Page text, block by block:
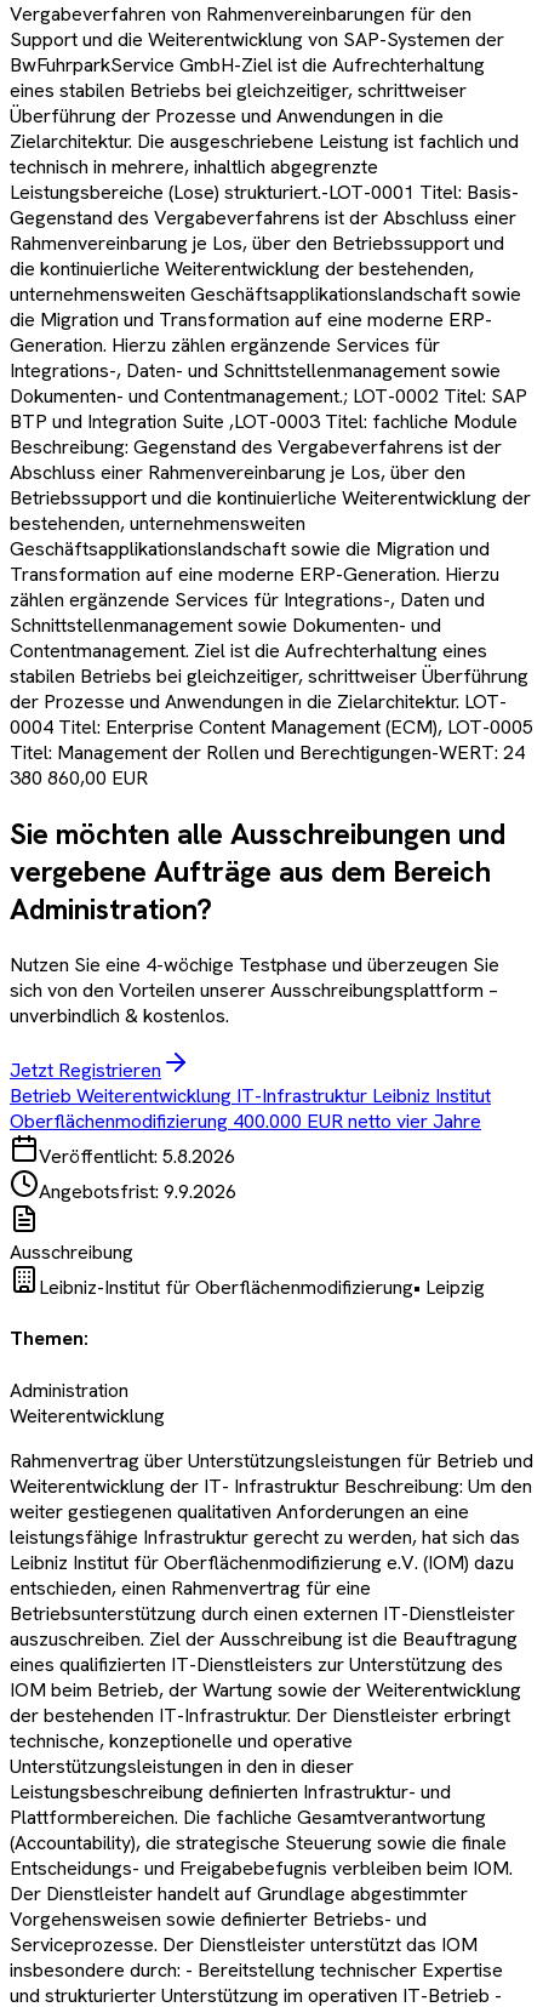
Vergabeverfahren von Rahmenvereinbarungen für den
Support und die Weiterentwicklung von SAP-Systemen der
BwFuhrparkService GmbH-Ziel ist die Aufrechterhaltung
eines stabilen Betriebs bei gleichzeitiger, schrittweiser
Überführung der Prozesse und Anwendungen in die
Zielarchitektur. Die ausgeschriebene Leistung ist fachlich und
technisch in mehrere, inhaltlich abgegrenzte
Leistungsbereiche (Lose) strukturiert.-LOT-0001 Titel: Basis-
Gegenstand des Vergabeverfahrens ist der Abschluss einer
Rahmenvereinbarung je Los, über den Betriebssupport und
die kontinuierliche Weiterentwicklung der bestehenden,
unternehmensweiten Geschäftsapplikationslandschaft sowie
die Migration und Transformation auf eine moderne ERP-
Generation. Hierzu zählen ergänzende Services für
Integrations-, Daten- und Schnittstellenmanagement sowie
Dokumenten- und Contentmanagement.; LOT-0002 Titel: SAP
BTP und Integration Suite ,LOT-0003 Titel: fachliche Module
Beschreibung: Gegenstand des Vergabeverfahrens ist der
Abschluss einer Rahmenvereinbarung je Los, über den
Betriebssupport und die kontinuierliche Weiterentwicklung der
bestehenden, unternehmensweiten
Geschäftsapplikationslandschaft sowie die Migration und
Transformation auf eine moderne ERP-Generation. Hierzu
zählen ergänzende Services für Integrations-, Daten und
Schnittstellenmanagement sowie Dokumenten- und
Contentmanagement. Ziel ist die Aufrechterhaltung eines
stabilen Betriebs bei gleichzeitiger, schrittweiser Überführung
der Prozesse und Anwendungen in die Zielarchitektur. LOT-
0004 Titel: Enterprise Content Management (ECM), LOT-0005
Titel: Management der Rollen und Berechtigungen-WERT: 24
380 860,00 EUR
Sie möchten alle Ausschreibungen und
vergebene Aufträge aus dem Bereich
Administration?
Nutzen Sie eine 4-wöchige Testphase und überzeugen Sie
sich von den Vorteilen unserer Ausschreibungsplattform –
unverbindlich & kostenlos.
Jetzt Registrieren
Betrieb Weiterentwicklung IT-Infrastruktur Leibniz Institut
Oberflächenmodifizierung 400.000 EUR netto vier Jahre
Veröffentlicht: 5.8.2026
Angebotsfrist: 9.9.2026
Ausschreibung
Leibniz-Institut für Oberflächenmodifizierung• Leipzig
Themen:
Administration
Weiterentwicklung
Rahmenvertrag über Unterstützungsleistungen für Betrieb und
Weiterentwicklung der IT- Infrastruktur Beschreibung: Um den
weiter gestiegenen qualitativen Anforderungen an eine
leistungsfähige Infrastruktur gerecht zu werden, hat sich das
Leibniz Institut für Oberflächenmodifizierung e.V. (IOM) dazu
entschieden, einen Rahmenvertrag für eine
Betriebsunterstützung durch einen externen IT-Dienstleister
auszuschreiben. Ziel der Ausschreibung ist die Beauftragung
eines qualifizierten IT-Dienstleisters zur Unterstützung des
IOM beim Betrieb, der Wartung sowie der Weiterentwicklung
der bestehenden IT-Infrastruktur. Der Dienstleister erbringt
technische, konzeptionelle und operative
Unterstützungsleistungen in den in dieser
Leistungsbeschreibung definierten Infrastruktur- und
Plattformbereichen. Die fachliche Gesamtverantwortung
(Accountability), die strategische Steuerung sowie die finale
Entscheidungs- und Freigabebefugnis verbleiben beim IOM.
Der Dienstleister handelt auf Grundlage abgestimmter
Vorgehensweisen sowie definierter Betriebs- und
Serviceprozesse. Der Dienstleister unterstützt das IOM
insbesondere durch: - Bereitstellung technischer Expertise
und strukturierter Unterstützung im operativen IT-Betrieb -